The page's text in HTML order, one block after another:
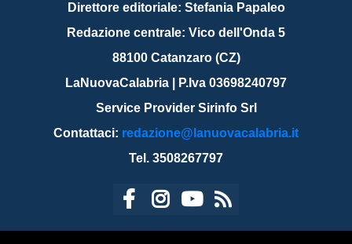
Direttore editoriale: Stefania Papaleo
Redazione centrale: Vico dell'Onda 5
88100 Catanzaro (CZ)
LaNuovaCalabria | P.Iva 03698240797
Service Provider Sirinfo Srl
Contattaci: redazione@lanuovacalabria.it
Tel. 3508267797